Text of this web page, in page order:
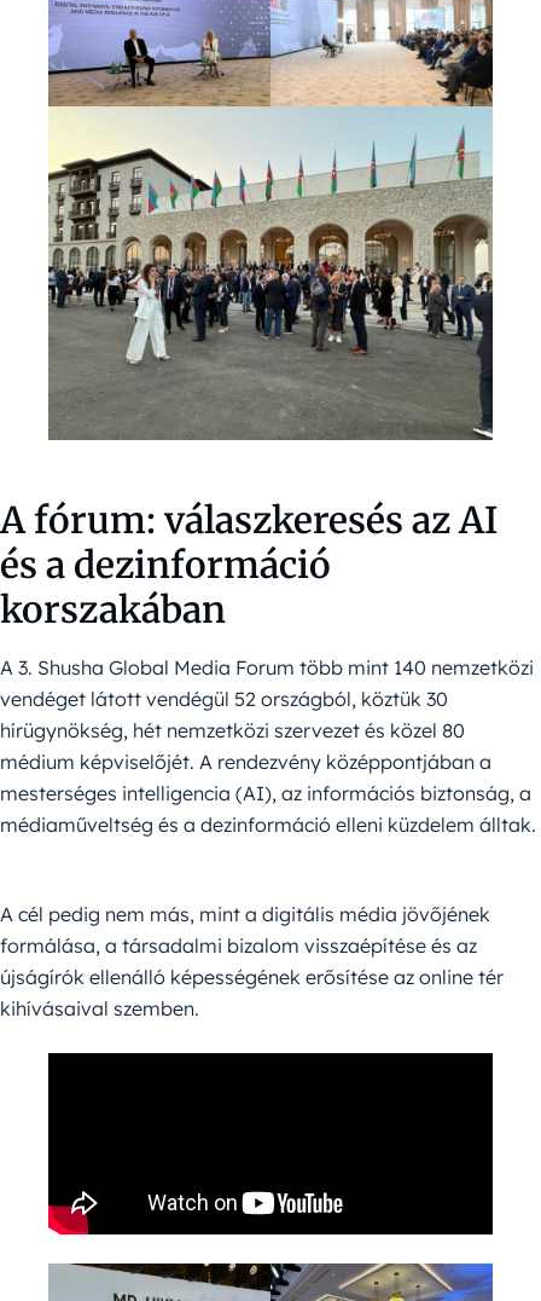
A fórum: válaszkeresés az AI
és a dezinformáció
korszakában
A 3. Shusha Global Media Forum több mint 140 nemzetközi
vendéget látott vendégül 52 országból, köztük 30
hírügynökség, hét nemzetközi szervezet és közel 80
médium képviselőjét. A rendezvény középpontjában a
mesterséges intelligencia (AI), az információs biztonság, a
médiaműveltség és a dezinformáció elleni küzdelem álltak.
A cél pedig nem más, mint a digitális média jövőjének
formálása, a társadalmi bizalom visszaépítése és az
újságírók ellenálló képességének erősítése az online tér
kihívásaival szemben.